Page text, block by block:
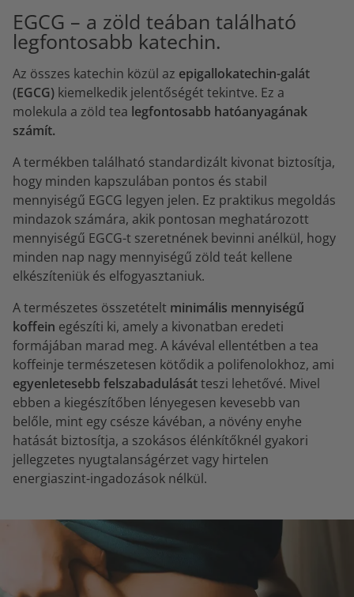
EGCG – a zöld teában található
legfontosabb katechin.
Az összes katechin közül az epigallokatechin-galát
(EGCG) kiemelkedik jelentőségét tekintve. Ez a
molekula a zöld tea legfontosabb hatóanyagának
számít.
A termékben található standardizált kivonat biztosítja,
hogy minden kapszulában pontos és stabil
mennyiségű EGCG legyen jelen. Ez praktikus megoldás
mindazok számára, akik pontosan meghatározott
mennyiségű EGCG-t szeretnének bevinni anélkül, hogy
minden nap nagy mennyiségű zöld teát kellene
elkészíteniük és elfogyasztaniuk.
A természetes összetételt minimális mennyiségű
koffein egészíti ki, amely a kivonatban eredeti
formájában marad meg. A kávéval ellentétben a tea
koffeinje természetesen kötődik a polifenolokhoz, ami
egyenletesebb felszabadulásátteszi lehetővé. Mivel
ebben a kiegészítőben lényegesen kevesebb van
belőle, mint egy csésze kávéban, a növény enyhe
hatását biztosítja, a szokásos élénkítőknél gyakori
jellegzetes nyugtalanságérzet vagy hirtelen
energiaszint-ingadozások nélkül.